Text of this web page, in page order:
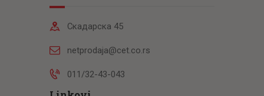
Скадарска 45
netprodaja@cet.co.rs
011/32-43-043